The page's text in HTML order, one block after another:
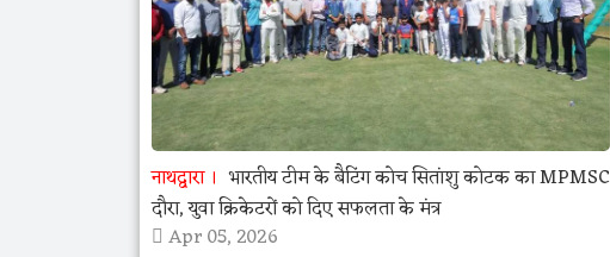
नाथद्वारा
भारतीय टीम के बैटिंग कोच सितांशु कोटक का MPMSC
दौरा, युवा क्रिकेटरों को दिए सफलता के मंत्र
Apr 05, 2026